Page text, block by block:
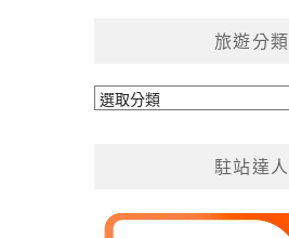
旅遊分類
旅
駐站達人